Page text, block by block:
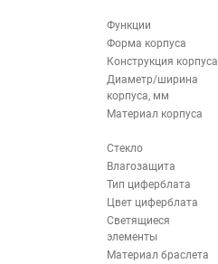
Функции
Форма корпуса
Конструкция корпуса
Диаметр/ширина
корпуса, мм
Материал корпуса
Стекло
Влагозащита
Тип циферблата
Цвет циферблата
Светящиеся
элементы
Материал браслета